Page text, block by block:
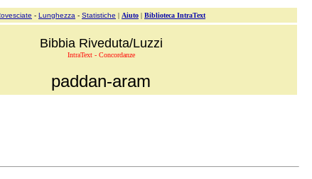
- Lunghezza - Statistiche | Aiuto | Biblioteca IntraText
Bibbia Riveduta/Luzzi
IntraText - Concordanze
paddan-aram